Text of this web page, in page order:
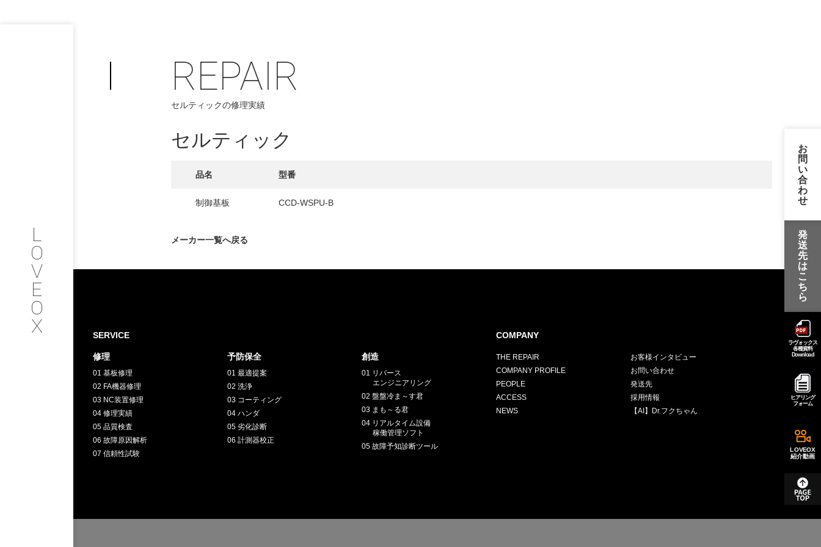
L
O
V
E
O
X
PHILOSOPHY
フィロソフィー
COMPANY
PROFILE
SERVICE
INTERVIEW
お客様インタビュー
RECRUIT
採用情報
CHALLENGE
お問い合わせ / 発送先
お
問
い
合
わ
せ
発
送
先
は
こ
ち
ら
ラヴォックス
各種資料
Download
ヒアリング
フォーム
LOVEOX
紹介動画
REPAIR
セルティックの修理実績
セルティック
品名 型番
制御基板 CCD-WSPU-B
メーカー一覧へ戻る
SERVICE
修理
01 基板修理
02 FA機器修理
03 NC装置修理
04 修理実績
05 品質検査
06 故障原因解析
07 信頼性試験
予防保全
01 最適提案
02 洗浄
03 コーティング
04 ハンダ
05 劣化診断
06 計測器校正
創造
01 リバース
エンジニアリング
02 盤盤冷ま～す君
03 まも～る君
04 リアルタイム設備
稼働管理ソフト
05 故障予知診断ツール
COMPANY
THE REPAIR
COMPANY PROFILE
PEOPLE
ACCESS
NEWS
お客様インタビュー
お問い合わせ
発送先
採用情報
【AI】Dr.フクちゃん